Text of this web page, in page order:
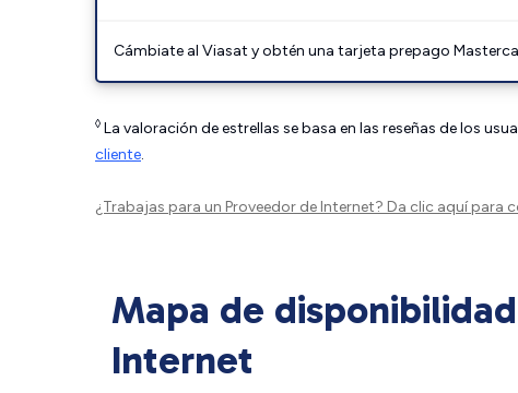
Cámbiate al Viasat y obtén una tarjeta prepago
◊ La valoración de estrellas se basa en las reseñas de los
cliente.
¿Trabajas para un Proveedor de Internet? Da clic aquípara
Mapa de
Internet